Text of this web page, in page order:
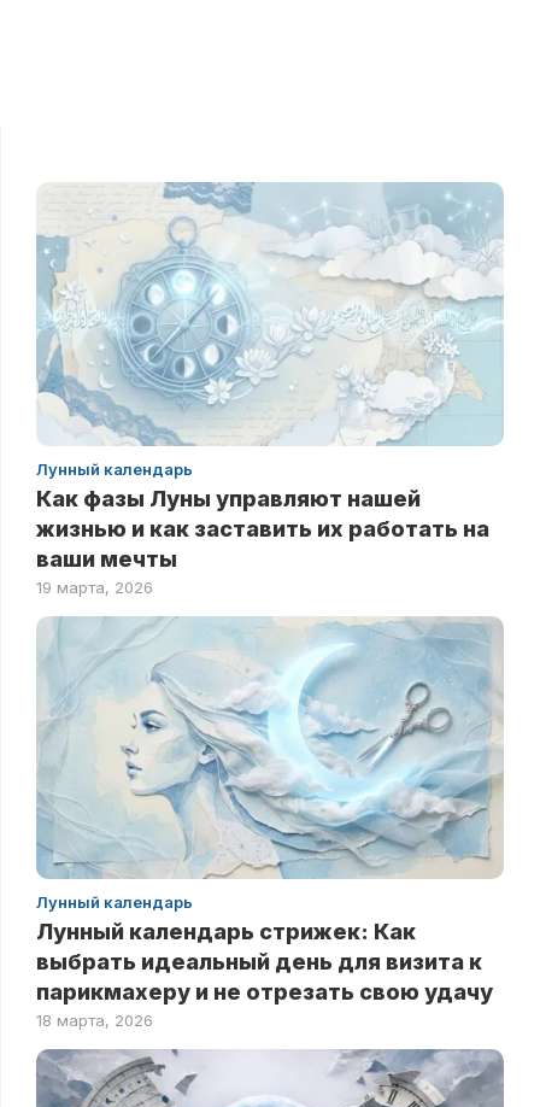
Лунный календарь
Как фазы Луны управляют нашей
жизнью и как заставить их работать на
ваши мечты
19 марта, 2026
Лунный календарь
Лунный календарь стрижек: Как
выбрать идеальный день для визита к
парикмахеру и не отрезать свою удачу
18 марта, 2026